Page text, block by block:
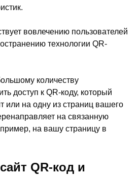
вовлечению пользователей
технологии QR-
количеству
доступ к QR-коду, который
или на одну из страниц вашего
на связанную
на вашу страницу в
QR-код и